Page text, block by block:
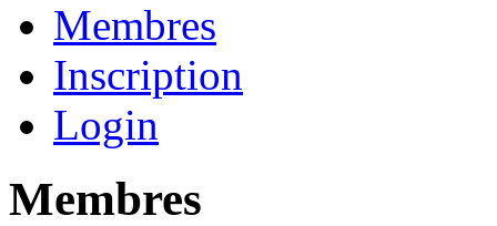
Membres
Inscription
Login
Membres